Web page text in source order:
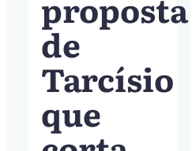
de
Tarcísio
que